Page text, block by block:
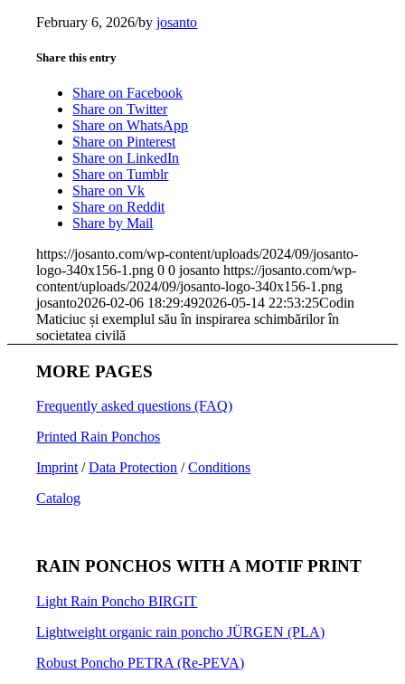
February 6, 2026/byjosanto
Share this entry
Share on Facebook
Share on Twitter
Share on WhatsApp
Share on Pinterest
Share on LinkedIn
Share on Tumblr
Share on Vk
Share on Reddit
Share by Mail
https://josanto.com/wp-content/uploads/2024/09/josanto-
logo-340x156-1.png 0 0 josanto https://josanto.com/wp-
content/uploads/2024/09/josanto-logo-340x156-1.png
josanto2026-02-06 18:29:492026-05-14 22:53:25Codin
Maticiuc și exemplul său în inspirarea schimbărilor în
societatea civilă
MORE PAGES
Frequently asked questions (FAQ)
Printed Rain Ponchos
Imprint/Data Protection /Conditions
Catalog
RAIN PONCHOS WITH A MOTIF PRINT
Light Rain Poncho BIRGIT
Lightweight organic rain poncho JÜRGEN (PLA)
Robust Poncho PETRA (Re-PEVA)